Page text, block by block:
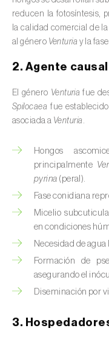
Oidium,
Podredumbre
Podredumbre
Roya del rosal (
Septoriosis (
Tizón temprano
Virus (
Potyvirus,
Tospovirus e
reducen la fotosíntesis,
la calidad comercial de
al género Venturia y la
2. Agente causal
El género Venturia fue
Spilocaea fue
asociada a Venturia .
Hongos
principalmente
pyrina (peral).
Fase conidiana
Micelio
en condiciones
Necesidad de
Formación de
asegurando el
Diseminación por
3.